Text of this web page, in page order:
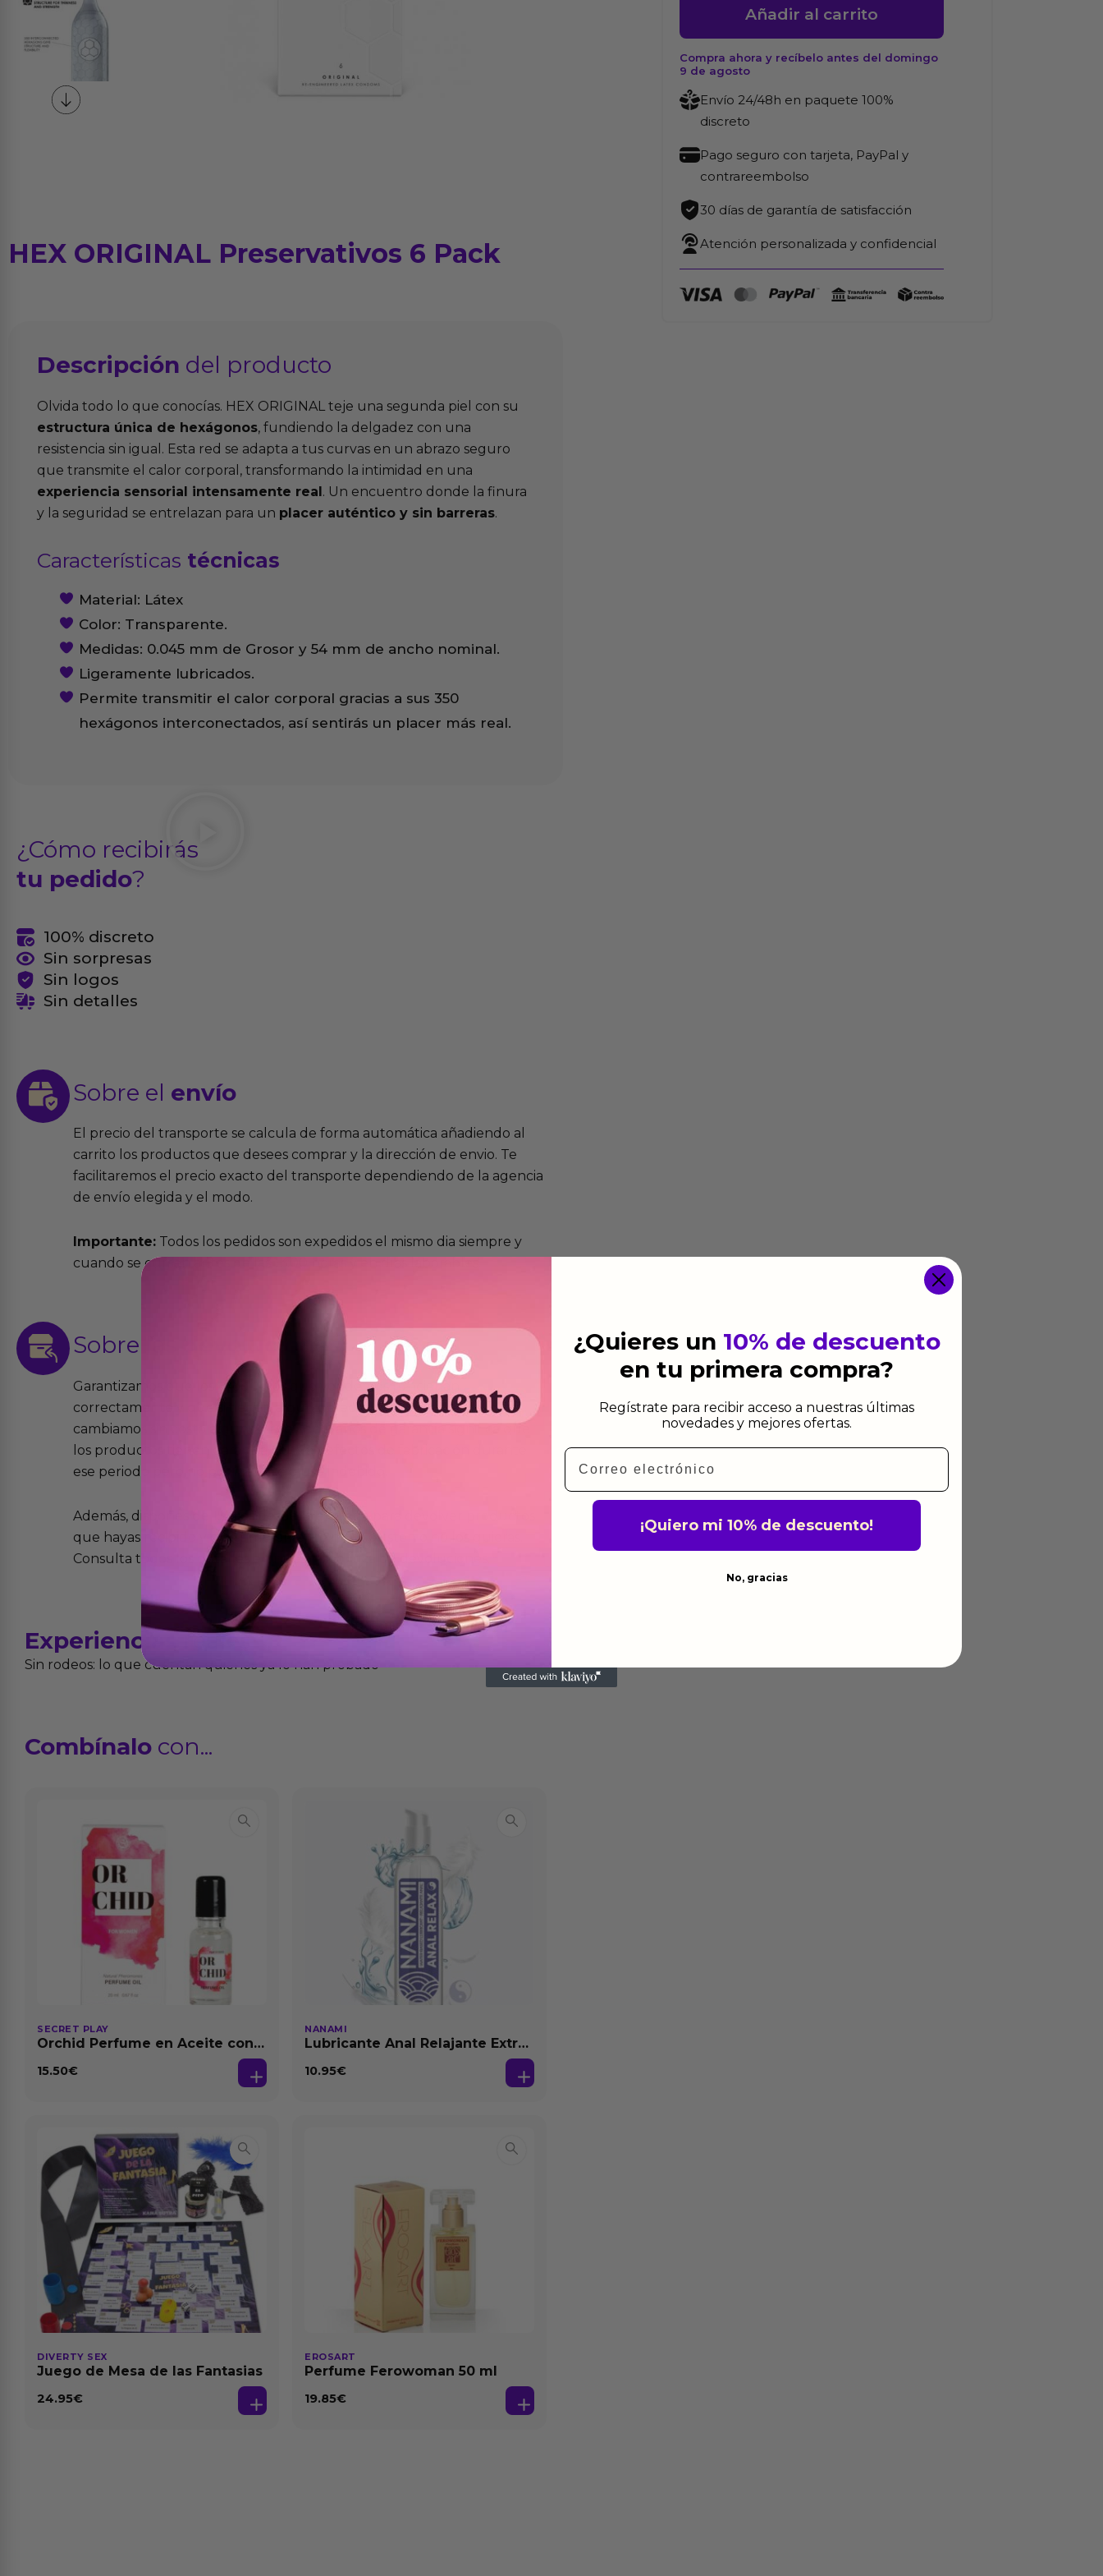
HEX ORIGINAL Preservativos 6 Pack
Descripción del producto
Olvida todo lo que conocías. HEX ORIGINAL teje una segunda piel con su
estructura única de hexágonos, fundiendo la delgadez con una
resistencia sin igual. Esta red se adapta a tus curvas en un abrazo seguro
que transmite el calor corporal, transformando la intimidad en una
experiencia sensorial intensamente real. Un encuentro donde la finura
y la seguridad se entrelazan para un placer auténtico y sin barreras.
Características técnicas
Material: Látex
Color: Transparente.
Medidas: 0.045 mm de Grosor y 54 mm de ancho nominal.
Ligeramente lubricados.
Permite transmitir el calor corporal gracias a sus 350
hexágonos interconectados, así sentirás un placer más real.
¿Cómo recibirás
tu pedido?
100% discreto
Sin sorpresas
Sin logos
Sin detalles
Sobre el envío
El precio del transporte se calcula de forma automática añadiendo al
carrito los productos que desees comprar y la dirección de envio. Te
facilitaremos el precio exacto del transporte dependiendo de la agencia
de envío elegida y el modo.
Importante: Todos los pedidos son expedidos el mismo dia siempre y
cuando se cursen antes de las 13:00 horas y en días laborables.
Sobre las devoluciones
Garantizamos que los productos que vendemos funcionan
correctamente y que si tienen algún defecto de fabricación te lo
cambiamos sin costo alguno. La ley de 2 años de garantía significa que
los productos tienen garantía contra defectos de fabricación durante
ese periodo pero no por mal uso o uso indebido.
Además, dispones de 15 días desde la entrega para devolver productos
que hayas recibido y que simplemente no te gusten o no los quieras.
Consulta todos los detalles en nuestra política de devoluciones.
Experienciasreales
Sin rodeos: lo que cuentan quienes ya lo han probado
Combínalo con...
SECRET PLAY
Orchid Perfume en Aceite con
15.50€
NANAMI
Lubricante Anal Relajante Extra
10.95€
DIVERTY SEX
Juego de Mesa de las Fantasias
24.95€
EROSART
Perfume Ferowoman 50 ml
19.85€
Preservativos
6
Pack
cantidad
Añadir al carrito
Compra ahora y recíbelo antes del domingo
9 de agosto
Envío 24/48h en paquete 100%
discreto
Pago seguro con tarjeta, PayPal y
contrareembolso
30 días de garantía de satisfacción
Atención personalizada y confidencial
¿Quieres un 10% de descuento
en tu primera compra?
Regístrate para recibir acceso a nuestras últimas
novedades y mejores ofertas.
Email
¡Quiero mi 10% de descuento!
No, gracias